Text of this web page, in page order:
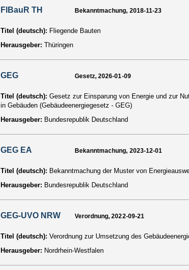
FlBauR TH Bekanntmachung, 2018-11-23
Titel (deutsch): Fliegende Bauten
Herausgeber: Thüringen
GEG Gesetz, 2026-01-09
Titel (deutsch): Gesetz zur Einsparung von Energie und zur
in Gebäuden (Gebäudeenergiegesetz - GEG)
Herausgeber: Bundesrepublik Deutschland
GEG EA Bekanntmachung, 2023-12-01
Titel (deutsch): Bekanntmachung der Muster von
Herausgeber: Bundesrepublik Deutschland
GEG-UVO NRW Verordnung, 2022-09-21
Titel (deutsch): Verordnung zur Umsetzung des
Herausgeber: Nordrhein-Westfalen